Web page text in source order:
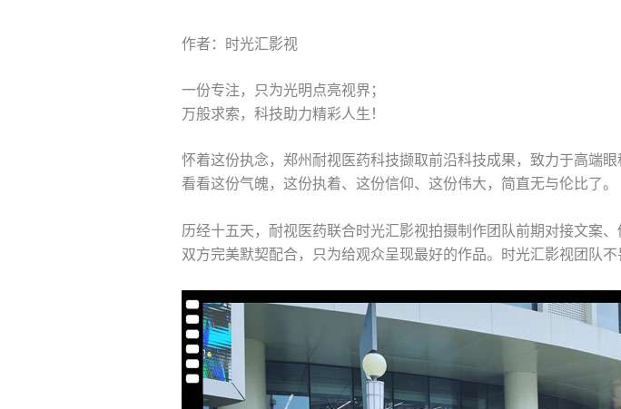
作者：时光汇影视
一份专注，只为光明点亮视界；
万般求索，科技助力精彩人生！
怀着这份执念，郑州耐视医药科技撷取前沿科技成果，致力于高端
看看这份气魄，这份执着、这份信仰、这份伟大，简直无与伦比了。
历经十五天，耐视医药联合时光汇影视拍摄制作团队前期对接文案
双方完美默契配合，只为给观众呈现最好的作品。时光汇影视团队